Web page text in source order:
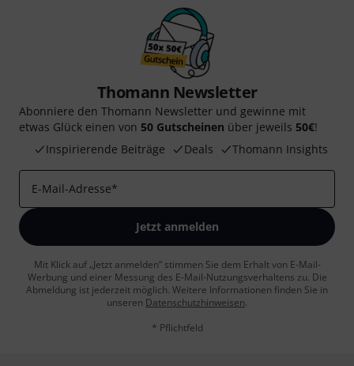
Thomann Newsletter
Abonniere den Thomann Newsletter und gewinne mit
etwas Glück einen von 50 Gutscheinen über jeweils 50€!
Inspirierende Beiträge
Deals Thomann Insights
E-Mail-Adresse*
Jetzt anmelden
Mit Klick auf „Jetzt anmelden“ stimmen Sie dem Erhalt von E-Mail-
Werbung und einer Messung des E-Mail-Nutzungsverhaltens zu. Die
Abmeldung ist jederzeit möglich. Weitere Informationen finden Sie in
unseren Datenschutzhinweisen.
* Pflichtfeld